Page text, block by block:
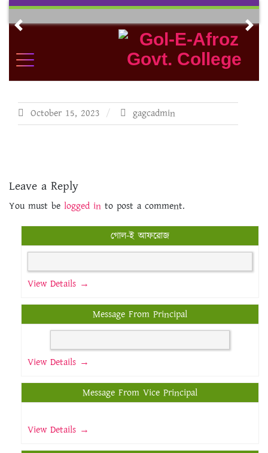
Skip
contentPrevious
October 15, 2023 gagcadmin
Leave a Reply
You must be logged in to post a comment.
গোল-ই আফরোজ
View Details →
Message From Principal
View Details →
Message From Vice Principal
View Details →